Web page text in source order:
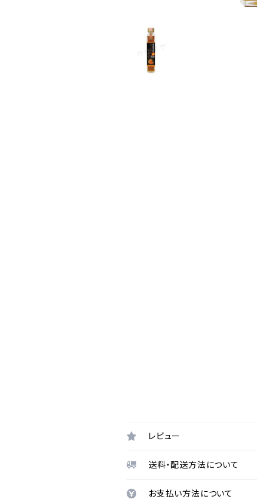
レビュー
送料・配送方法について
お支払い方法について